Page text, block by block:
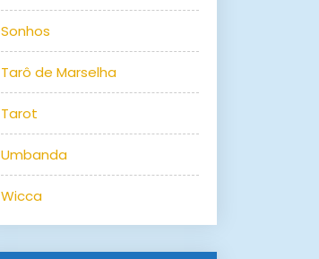
Sonhos
Tarô de Marselha
Tarot
Umbanda
Wicca